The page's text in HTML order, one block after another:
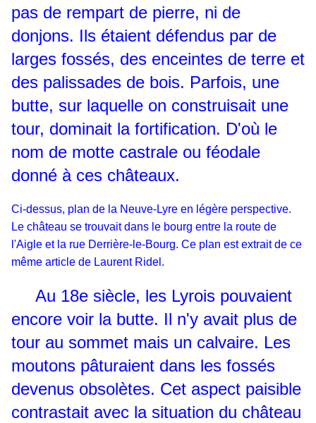
pas de rempart de pierre, ni de
donjons. Ils étaient défendus par de
larges fossés, des enceintes de terre et
des palissades de bois. Parfois, une
butte, sur laquelle on construisait une
tour, dominait la fortification. D'où le
nom de motte castrale ou féodale
donné à ces châteaux.
Ci-dessus, plan de la Neuve-Lyre en légère perspective.
Le château se trouvait dans le bourg entre la route de
l'Aigle et la rue Derrière-le-Bourg. Ce plan est extrait de ce
même article de Laurent Ridel.
Au 18e siècle, les Lyrois pouvaient
encore voir la butte. Il n'y avait plus de
tour au sommet mais un calvaire. Les
moutons pâturaient dans les fossés
devenus obsolètes. Cet aspect paisible
contrastait avec la situation du château